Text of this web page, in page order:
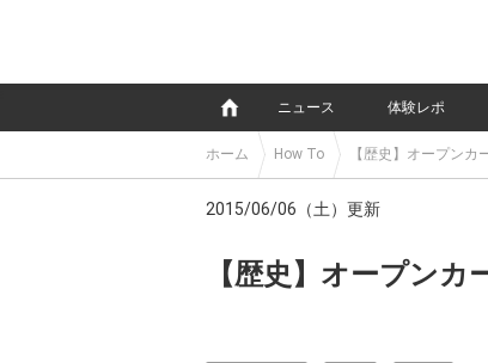
ニュース 体験レポ
ホーム How To 【歴史】オープン
2015/06/06（土）更新
【歴史】オープン